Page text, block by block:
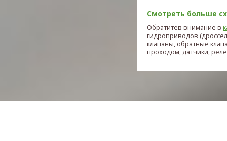
Смотреть больше
Обратитев внимание в
гидроприводов
клапаны, обратные
проходом, датчики, реле